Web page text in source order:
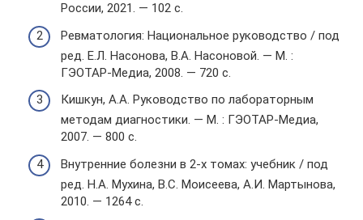
России, 2021. — 102 с.
Ревматология: Национальное руководство / под
ред. Е.Л. Насонова, В.А. Насоновой. — М. :
ГЭОТАР-Медиа, 2008. — 720 с.
Кишкун, А.А. Руководство по лабораторным
методам диагностики. — М. : ГЭОТАР-Медиа,
2007. — 800 с.
Внутренние болезни в 2-х томах: учебник / под
ред. Н.А. Мухина, В.С. Моисеева, А.И. Мартынова,
2010. — 1264 c.